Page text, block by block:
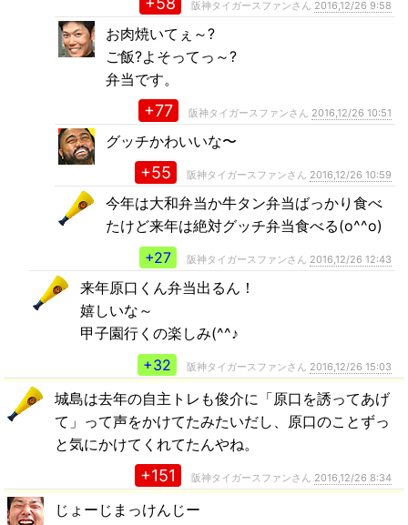
阪神タイガースファンさん 2016,12/26 9:58
お肉焼いてぇ～?
ご飯?よそってっ～?
弁当です。
+77 阪神タイガースファンさん 2016,12/26 10:51
グッチかわいいな〜
+55 阪神タイガースファンさん 2016,12/26 10:59
今年は大和弁当か牛タン弁当ばっかり食べ
たけど来年は絶対グッチ弁当食べる(o^^o)
+27
阪神タイガースファンさん 2016,12/26 12:43
来年原口くん弁当出るん！
嬉しいな～
甲子園行くの楽しみ(^^♪
+32
阪神タイガースファンさん 2016,12/26 15:03
城島は去年の自主トレも俊介に「原口を誘ってあげ
て」って声をかけてたみたいだし、原口のことずっ
と気にかけてくれてたんやね。
+151 阪神タイガースファンさん 2016,12/26 8:34
じょーじまっけんじー